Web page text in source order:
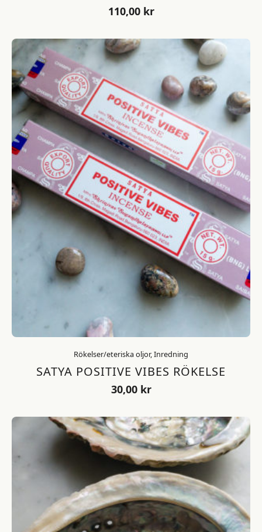
110,00 kr
Rökelser/eteriska oljor, Inredning
SATYA POSITIVE VIBES RÖKELSE
30,00 kr